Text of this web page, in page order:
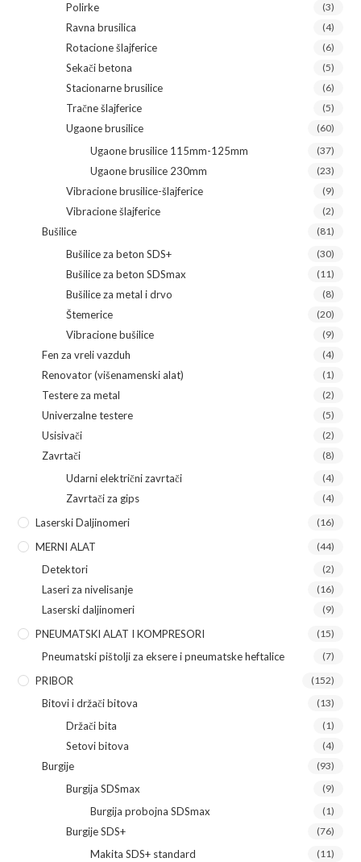
Polirke (3)
Ravna brusilica (4)
Rotacione šlajferice (6)
Sekači betona (5)
Stacionarne brusilice (6)
Tračne šlajferice (5)
Ugaone brusilice (60)
Ugaone brusilice 115mm-125mm (37)
Ugaone brusilice 230mm (23)
Vibracione brusilice-šlajferice (9)
Vibracione šlajferice (2)
Bušilice (81)
Bušilice za beton SDS+ (30)
Bušilice za beton SDSmax (11)
Bušilice za metal i drvo (8)
Štemerice (20)
Vibracione bušilice (9)
Fen za vreli vazduh (4)
Renovator (višenamenski alat) (1)
Testere za metal (2)
Univerzalne testere (5)
Usisivači (2)
Zavrtači (8)
Udarni električni zavrtači (4)
Zavrtači za gips (4)
Laserski Daljinomeri (16)
MERNI ALAT (44)
Detektori (2)
Laseri za nivelisanje (16)
Laserski daljinomeri (9)
PNEUMATSKI ALAT I KOMPRESORI (15)
Pneumatski pištolji za eksere i pneumatske heftalice (7)
PRIBOR (152)
Bitovi i držači bitova (13)
Držači bita (1)
Setovi bitova (4)
Burgije (93)
Burgija SDSmax (9)
Burgija probojna SDSmax (1)
Burgije SDS+ (76)
Makita SDS+ standard (11)